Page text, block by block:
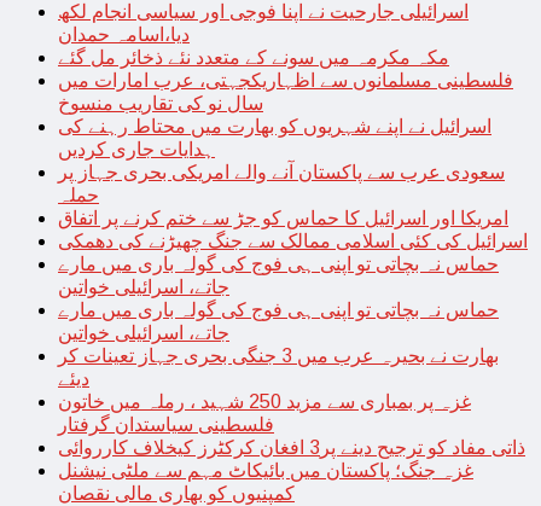
اسرائیلی جارحیت نے اپنا فوجی اور سیاسی انجام لکھ
دیا،اسامہ حمدان
مکہ مکرمہ میں سونے کے متعدد نئے ذخائر مل گئے
فلسطینی مسلمانوں سے اظہاریکجہتی، عرب امارات میں
سال نو کی تقاریب منسوخ
اسرائیل نے اپنے شہریوں کو بھارت میں محتاط رہنے کی
ہدایات جاری کردیں
سعودی عرب سے پاکستان آنے والے امریکی بحری جہاز پر
حملہ
امریکا اور اسرائیل کا حماس کو جڑ سے ختم کرنے پر اتفاق
اسرائیل کی کئی اسلامی ممالک سے جنگ چھیڑنے کی دھمکی
حماس نہ بچاتی تو اپنی ہی فوج کی گولہ باری میں مارے
جاتے، اسرائیلی خواتین
حماس نہ بچاتی تو اپنی ہی فوج کی گولہ باری میں مارے
جاتے، اسرائیلی خواتین
بھارت نے بحیرہ عرب میں 3 جنگی بحری جہاز تعینات کر
دیئے
غزہ پر بمباری سے مزید 250 شہید ، رملہ میں خاتون
فلسطینی سیاستدان گرفتار
ذاتی مفاد کو ترجیح دینے پر3 افغان کرکٹرز کیخلاف کارروائی
غزہ جنگ؛ پاکستان میں بائیکاٹ مہم سے ملٹی نیشنل
کمپنیوں کو بھاری مالی نقصان